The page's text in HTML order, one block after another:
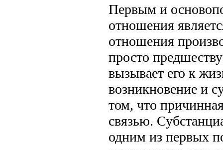
Первым и
отношения
отношения
просто
вызывает его к
возникновение и
том, что
связью.
одним из первых